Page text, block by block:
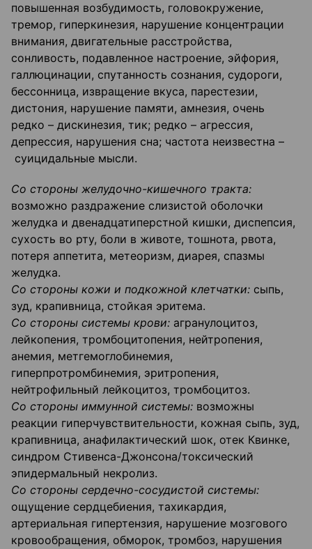
повышенная возбудимость, головокружение,
тремор, гиперкинезия, нарушение концентрации
внимания, двигательные расстройства,
сонливость, подавленное настроение, эйфория,
галлюцинации, спутанность сознания, судороги,
бессонница, извращение вкуса, парестезии,
дистония, нарушение памяти, амнезия, очень
редко – дискинезия, тик; редко – агрессия,
депрессия, нарушения сна; частота неизвестна –
суицидальные мысли.
Со стороны желудочно-кишечного тракта:
возможно раздражение слизистой оболочки
желудка и двенадцатиперстной кишки, диспепсия,
сухость во рту, боли в животе, тошнота, рвота,
потеря аппетита, метеоризм, диарея, спазмы
желудка.
Со стороны кожи и подкожной клетчатки: сыпь,
зуд, крапивница, стойкая эритема.
Со стороны системы крови: агранулоцитоз,
лейкопения, тромбоцитопения, нейтропения,
анемия, метгемоглобинемия,
гиперпротромбинемия, эритропения,
нейтрофильный лейкоцитоз, тромбоцитоз.
Со стороны иммунной системы: возможны
реакции гиперчувствительности, кожная сыпь, зуд,
крапивница, анафилактический шок, отек Квинке,
синдром Стивенса-Джонсона/токсический
эпидермальный некролиз.
Со стороны сердечно-сосудистой системы:
ощущение сердцебиения, тахикардия,
артериальная гипертензия, нарушение мозгового
кровообращения, обморок, тромбоз, нарушения